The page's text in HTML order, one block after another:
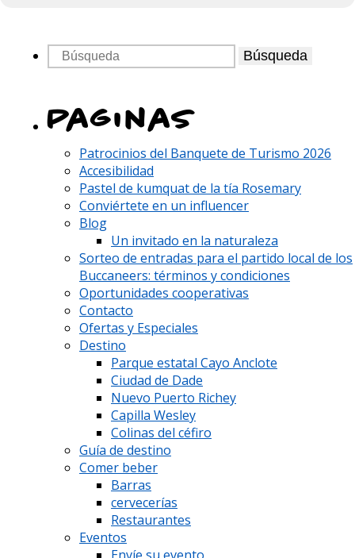
Búsqueda
Paginas
Patrocinios del Banquete de Turismo 2026
Accesibilidad
Pastel de kumquat de la tía Rosemary
Conviértete en un influencer
Blog
Un invitado en la naturaleza
Sorteo de entradas para el partido local de los
Buccaneers: términos y condiciones
Oportunidades cooperativas
Contacto
Ofertas y Especiales
Destino
Parque estatal Cayo Anclote
Ciudad de Dade
Nuevo Puerto Richey
Capilla Wesley
Colinas del céfiro
Guía de destino
Comer beber
Barras
cervecerías
Restaurantes
Eventos